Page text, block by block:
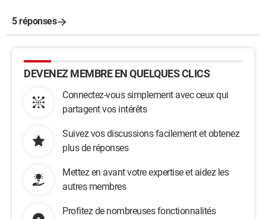
5 réponses
DEVENEZ MEMBRE EN QUELQUES CLICS
Connectez-vous simplement avec ceux qui
partagent vos intérêts
Suivez vos discussions facilement et obtenez
plus de réponses
Mettez en avant votre expertise et aidez les
autres membres
Profitez de nombreuses fonctionnalités